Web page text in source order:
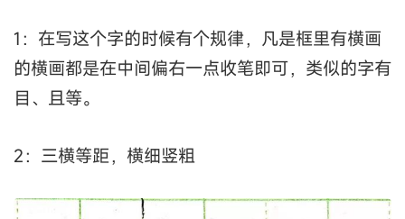
1：在写这个字的时候有个规律，凡是框里有横画
的横画都是在中间偏右一点收笔即可，类似的字有
目、且等。
2：三横等距，横细竖粗